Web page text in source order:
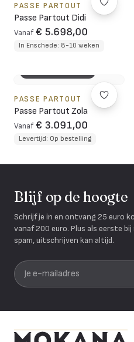
PASSE PARTOUT
Passe Partout Didi
Vanaf € 5.698,00
In Enschede: 8-10 weken
PASSE PARTOUT
Passe Partout Zola
Vanaf € 3.091,00
Levertijd: Op bestelling
Blijf op de hoogte
Schrijf je in en ontvang 25 euro
vanaf 200 euro. Plus als eerste
spam, uitschrijven kan altijd.
Je e-mailadres